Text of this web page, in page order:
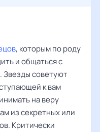
, которым по роду
и общаться с
советуют
к вам
на веру
из секретных или
Критически